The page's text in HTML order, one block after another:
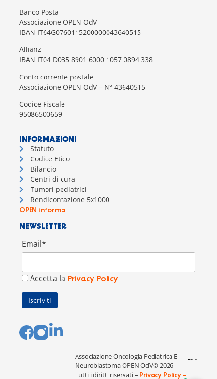
Banco Posta
Associazione OPEN OdV
IBAN IT64G0760115200000043640515
Allianz
IBAN IT04 D035 8901 6000 1057 0894 338
Conto corrente postale
Associazione OPEN OdV – N° 43640515
Codice Fiscale
95086500659
INFORMAZIONI
Statuto
Codice Etico
Bilancio
Centri di cura
Tumori pediatrici
Rendicontazione 5x1000
OPEN informa
NEWSLETTER
Email*
Accetta la Privacy Policy
Associazione Oncologia Pediatrica E
Neuroblastoma OPEN OdV© 2026 –
Tutti i diritti riservati – Privacy Policy –